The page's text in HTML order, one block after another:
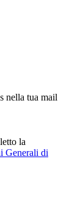
nella tua mail
la
Generali di